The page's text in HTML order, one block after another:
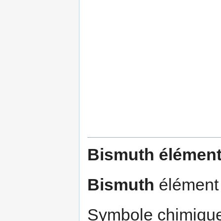
Bismuth
Bismuth
Symbole